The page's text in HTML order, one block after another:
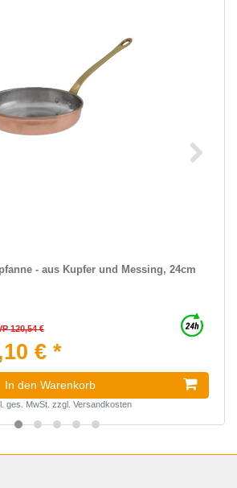
- aus Kupfer und Messing, 24cm
120,54 €
€ *
In den Warenkorb
ges. MwSt. zzgl. Versandkosten